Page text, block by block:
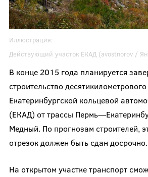
Иллюстрация:
Действующий участок ЕКАД (avostnorov/
В конце 2015 года планируется
строительство десятикилометрового
Екатеринбургской кольцевой
(ЕКАД) от трассы
Медный. По прогнозам строителей,
отрезок должен быть сдан досрочно.
На открытом участке транспорт